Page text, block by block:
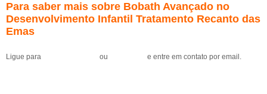
Para saber mais sobre Bobath Avançado no
Desenvolvimento Infantil Tratamento Recanto das
Emas
Ligue para ou e entre em contato por email.